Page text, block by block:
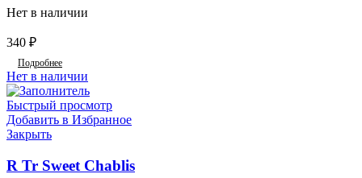
Нет в наличии
340 ₽
Подробнее
Нет в наличии
Быстрый просмотр
Добавить в Избранное
Закрыть
R Tr Sweet Chablis